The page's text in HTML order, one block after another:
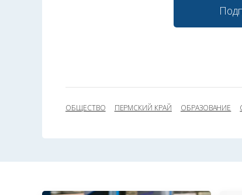
ОБЩЕСТВО ПЕРМСКИЙ КРАЙ ОБРАЗОВАНИЕ